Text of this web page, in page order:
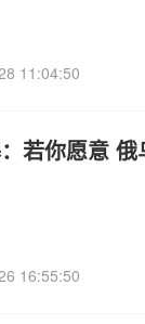
11:04:50
若你愿意
16:55:50